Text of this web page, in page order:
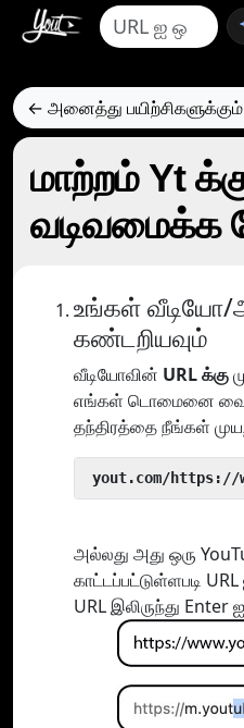
← அனைத்து பயிற்சிகளுக்கும்
மாற்றம் Yt
வடிவமைக்க
உங்கள்
கண்டறியவும்
வீடியோவின் URL க்கு
எங்கள் டொமைனை
தந்திரத்தை நீங்கள்
yout.com/https://
அல்லது அது ஒரு
காட்டப்பட்டுள்ளபடி
URL இலிருந்து Enter